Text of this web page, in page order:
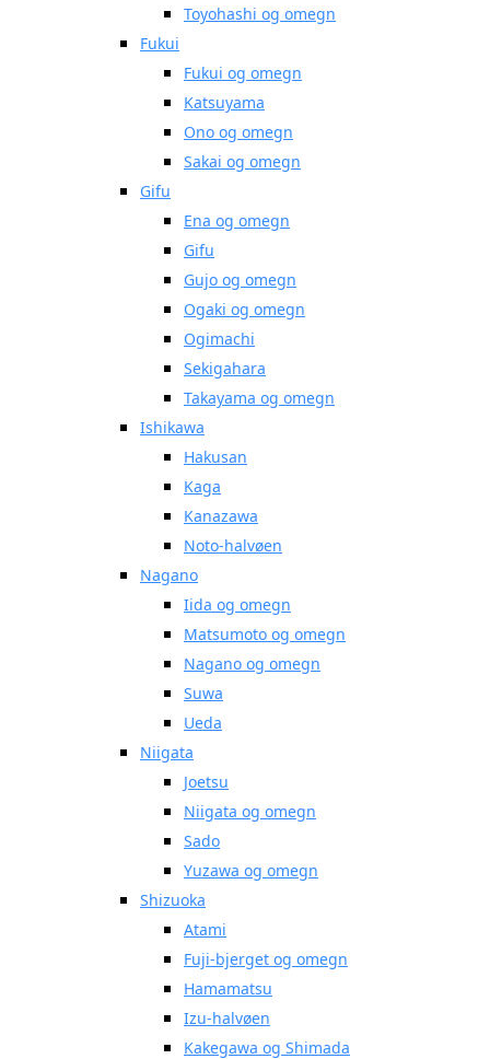
Toyohashi og omegn
Fukui
Fukui og omegn
Katsuyama
Ono og omegn
Sakai og omegn
Gifu
Ena og omegn
Gifu
Gujo og omegn
Ogaki og omegn
Ogimachi
Sekigahara
Takayama og omegn
Ishikawa
Hakusan
Kaga
Kanazawa
Noto-halvøen
Nagano
Iida og omegn
Matsumoto og omegn
Nagano og omegn
Suwa
Ueda
Niigata
Joetsu
Niigata og omegn
Sado
Yuzawa og omegn
Shizuoka
Atami
Fuji-bjerget og omegn
Hamamatsu
Izu-halvøen
Kakegawa og Shimada